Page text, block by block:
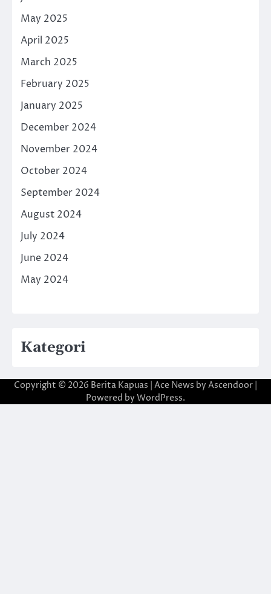
May 2025
April 2025
March 2025
February 2025
January 2025
December 2024
November 2024
October 2024
September 2024
August 2024
July 2024
June 2024
May 2024
Kategori
Copyright © 2026 Berita Kapuas | Ace News by Ascendoor
Powered by WordPress.